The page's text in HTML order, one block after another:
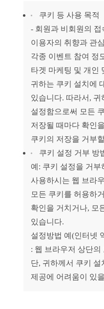
쿠키 등 사용 목적
- 회원과 비회원의
이용자의 취향과 관
각종 이벤트 참여 정
타겟 마케팅 및 개인
귀하는 쿠키 설치에
있습니다. 따라서,
설정함으로써 모든
저장될 때마다 확인
쿠키의 저장을 거부
쿠키 설정 거부 방
예: 쿠키 설정을 거부
사용하시는 웹 브라
모든 쿠키를 허용하
확인을 거치거나, 모
있습니다.
설정방법 예(인터넷
: 웹 브라우저 상단의
단, 귀하께서 쿠키
제공에 어려움이 있